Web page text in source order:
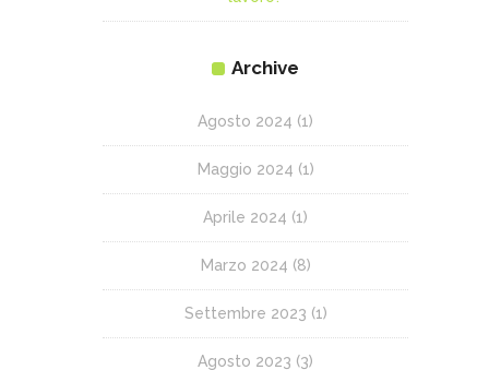
Archive
Agosto 2024 (1)
Maggio 2024 (1)
Aprile 2024 (1)
Marzo 2024 (8)
Settembre 2023 (1)
Agosto 2023 (3)